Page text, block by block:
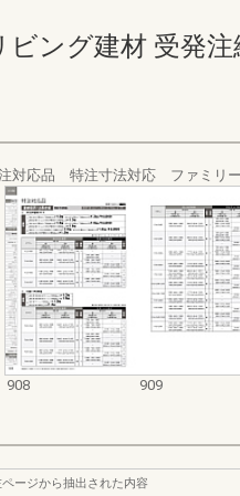
ビング建材 受発
対応品 特注寸法対応 ファミリ
908 909
ページから抽出された内容